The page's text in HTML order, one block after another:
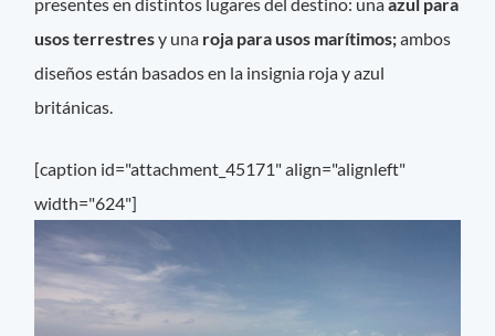
presentes en distintos lugares del destino: unaazul para
usos terrestresy una roja para usos marítimos;ambos
diseños están basados en la insignia roja y azul
británicas.
[caption id="attachment_45171" align="alignleft"
width="624"]